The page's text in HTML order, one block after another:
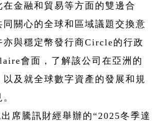
在金融和貿易等方面的雙邊合
關心的全球和區域議題交換意
亦與穩定幣發行商Circle的行政
會面，了解該公司在亞洲的
及就全球數字資產的發展和規
席騰訊財經舉辦的“2025冬季達